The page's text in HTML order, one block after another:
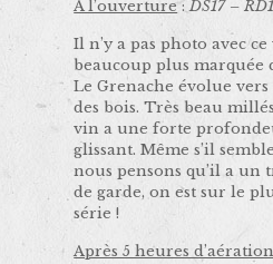
A l’ouverture:DS17 –
Il n’y a pas photo avec
beaucoup plus marquée
Le Grenache évolue
des bois. Très beau
vin a une forte
glissant. Même s’il
nous pensons qu’il a un
de garde, on est sur le
série !
Après 5 heures d’aération